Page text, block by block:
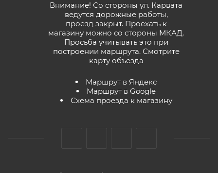
Внимание! Со стороны ул. Карвата
ведутся дорожные работы,
проезд закрыт. Проехать к
магазину можно со стороны МКАД.
Просьба учитывать это при
построении маршрута. Смотрите
карту объезда
Маршрут в Яндекс
Маршрут в Google
Схема проезда к магазину